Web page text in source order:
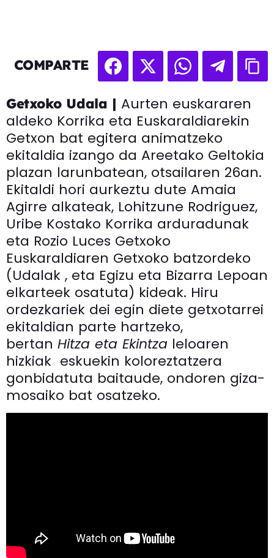
COMPARTE
Getxoko Udala | Aurten euskararen
aldeko Korrika eta Euskaraldiarekin
Getxon bat egitera animatzeko
ekitaldia izango da Areetako Geltokia
plazan larunbatean, otsailaren 26an.
Ekitaldi hori aurkeztu dute Amaia
Agirre alkateak, Lohitzune Rodriguez,
Uribe Kostako Korrika arduradunak
eta Rozio Luces Getxoko
Euskaraldiaren Getxoko batzordeko
(Udalak , eta Egizu eta Bizarra Lepoan
elkarteek osatuta) kideak. Hiru
ordezkariek dei egin diete getxotarrei
ekitaldian parte hartzeko,
bertan Hitza eta Ekintza leloaren
hizkiak eskuekin koloreztatzera
gonbidatuta baitaude, ondoren giza-
mosaiko bat osatzeko.